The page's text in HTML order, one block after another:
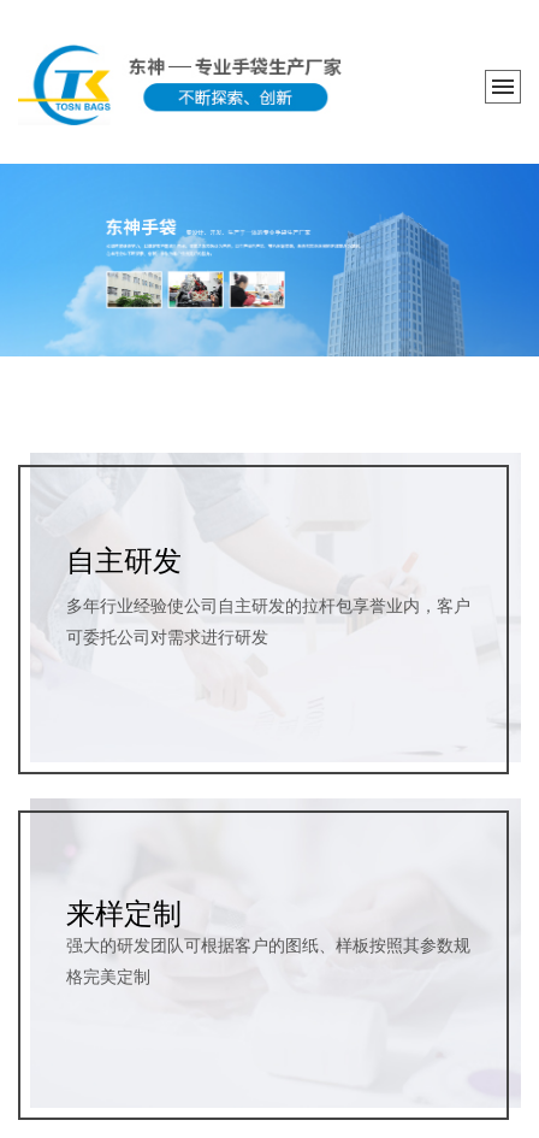
自主研发
多年行业经验使公司自主研发的拉杆包享誉业内，客户
可委托公司对需求进行研发
来样定制
强大的研发团队可根据客户的图纸、样板按照其参数规
格完美定制​